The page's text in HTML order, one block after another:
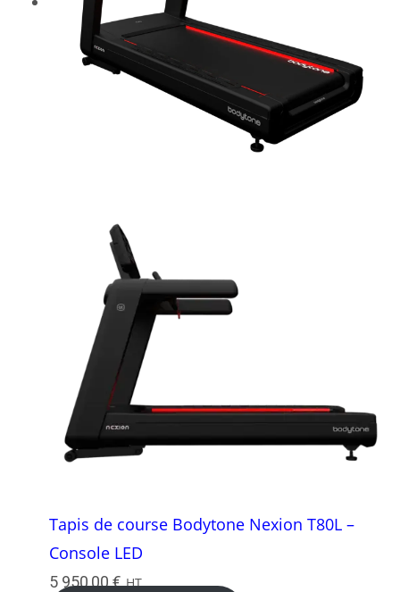
Tapis de course Bodytone Nexion T80L –
Console LED
5 950,00€ HT